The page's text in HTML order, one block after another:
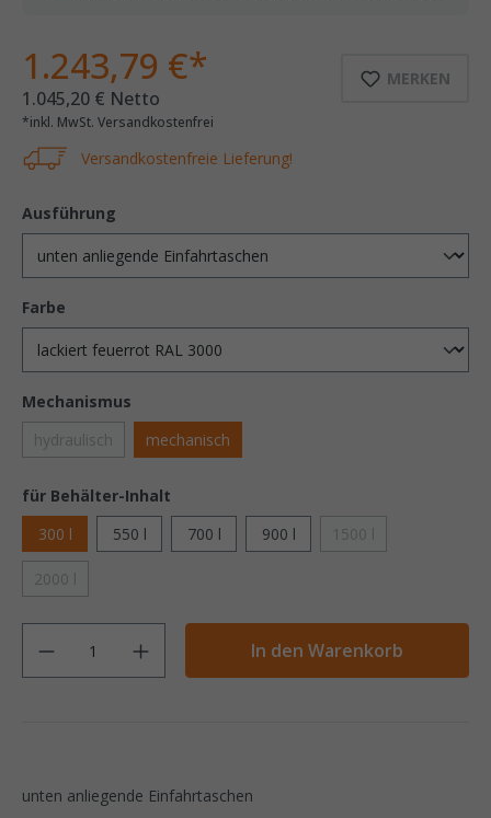
MERKEN
1.243,79 €*
1.045,20 € Netto
*inkl. MwSt. Versandkostenfrei
Versandkostenfreie Lieferung!
Ausführung
Farbe
Mechanismus
hydraulisch
mechanisch
für Behälter-Inhalt
300 l
550 l 700 l 900 l 1500 l
2000 l
In den Warenkorb
unten anliegende Einfahrtaschen